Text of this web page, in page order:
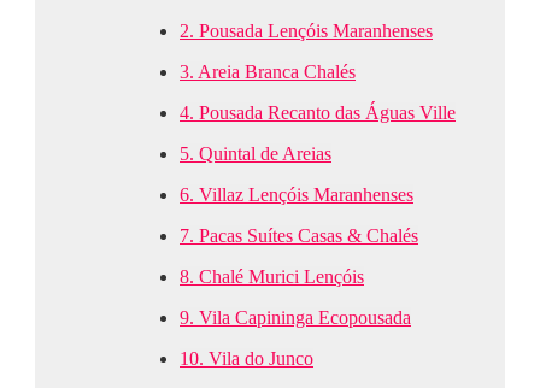
2. Pousada Lençóis Maranhenses
3. Areia Branca Chalés
4. Pousada Recanto das Águas Ville
5. Quintal de Areias
6. Villaz Lençóis Maranhenses
7. Pacas Suítes Casas & Chalés
8. Chalé Murici Lençóis
9. Vila Capininga Ecopousada
10. Vila do Junco